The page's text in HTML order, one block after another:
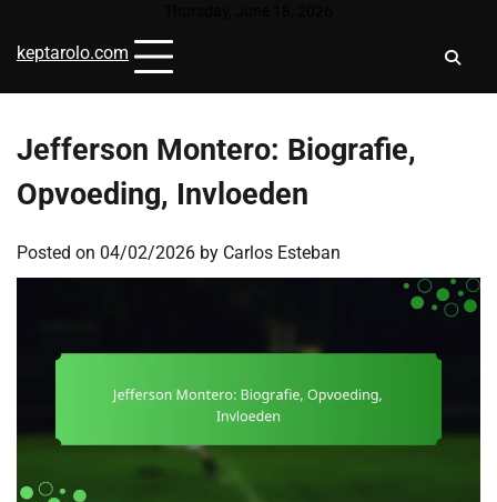
content
keptarolo.com
Jefferson Montero: Biografie,
Opvoeding, Invloeden
Posted on 04/02/2026 by Carlos Esteban